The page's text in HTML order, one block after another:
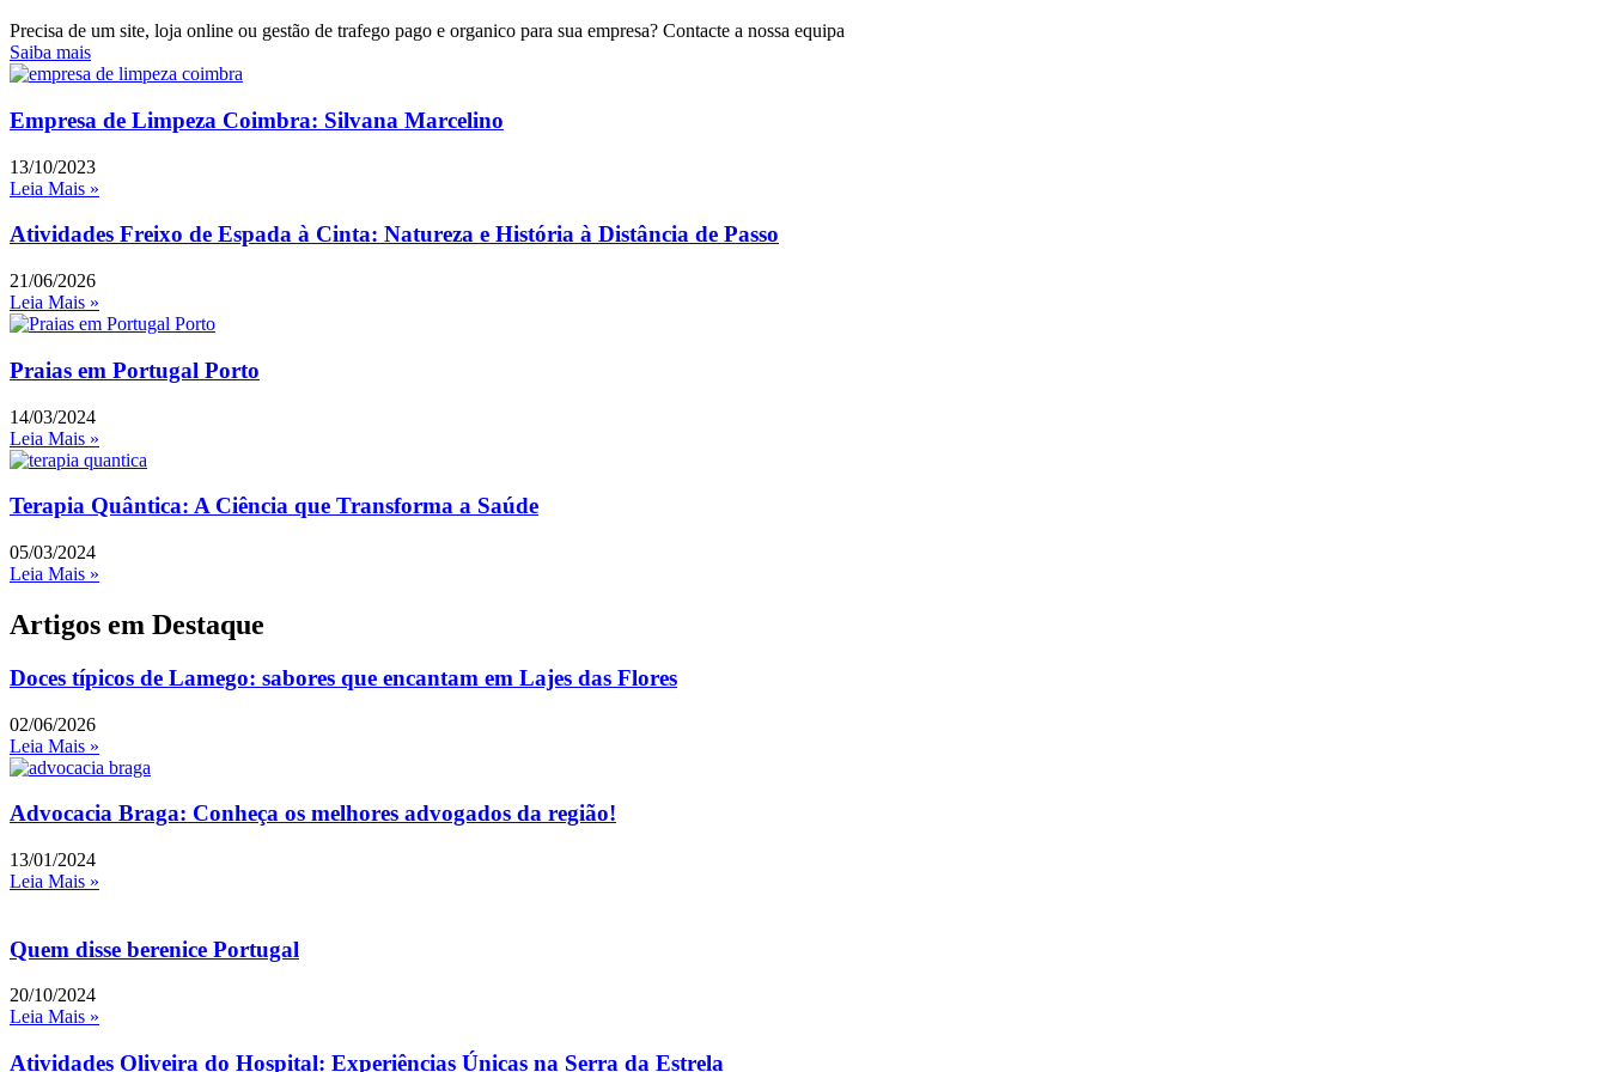
Precisa de um site, loja online ou gestão de trafego pago e organico para sua empresa? Contacte a nossa equipa
Saiba mais
Empresa de Limpeza Coimbra: Silvana Marcelino
13/10/2023
Leia Mais »
Atividades Freixo de Espada à Cinta: Natureza e História à Distância de Passo
21/06/2026
Leia Mais »
Praias em Portugal Porto
14/03/2024
Leia Mais »
Terapia Quântica: A Ciência que Transforma a Saúde
05/03/2024
Leia Mais »
Artigos em Destaque
Doces típicos de Lamego: sabores que encantam em Lajes das Flores
02/06/2026
Leia Mais »
Advocacia Braga: Conheça os melhores advogados da região!
13/01/2024
Leia Mais »
Quem disse berenice Portugal
20/10/2024
Leia Mais »
Atividades Oliveira do Hospital: Experiências Únicas na Serra da Estrela